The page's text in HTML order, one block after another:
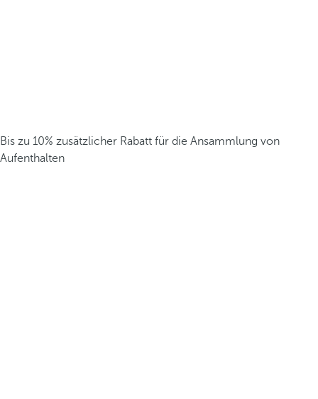
Bis zu 10% zusätzlicher Rabatt für die Ansammlung von
Aufenthalten